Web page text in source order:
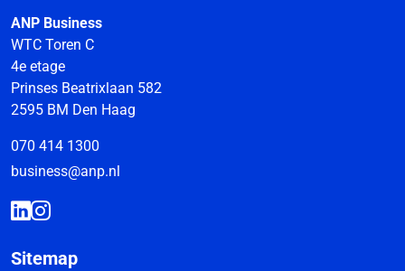
ANP Business
WTC Toren C
4e etage
Prinses Beatrixlaan 582
2595 BM Den Haag
070 414 1300
business@anp.nl
Sitemap